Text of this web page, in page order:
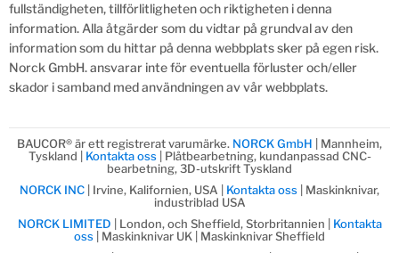
fullständigheten, tillförlitligheten och riktigheten i denna
information. Alla åtgärder som du vidtar på grundval av den
information som du hittar på denna webbplats sker på egen risk.
Norck GmbH. ansvarar inte för eventuella förluster och/eller
skador i samband med användningen av vår webbplats.
BAUCOR® är ett registrerat varumärke. NORCK GmbH | Mannheim,
Tyskland | Kontakta oss| Plåtbearbetning, kundanpassad CNC-
bearbetning, 3D-utskrift Tyskland
NORCK INC | Irvine, Kalifornien, USA | Kontakta oss
| Maskinknivar,
industriblad USA
NORCK LIMITED
| London, och Sheffield, Storbritannien | Kontakta
oss | Maskinknivar UK | Maskinknivar Sheffield